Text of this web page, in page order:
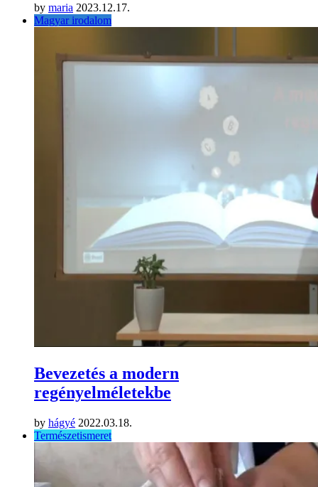
by maria 2023.12.17.
Magyar irodalom
Bevezetés a modern
regényelméletekbe
by hágyé 2022.03.18.
Természetismeret